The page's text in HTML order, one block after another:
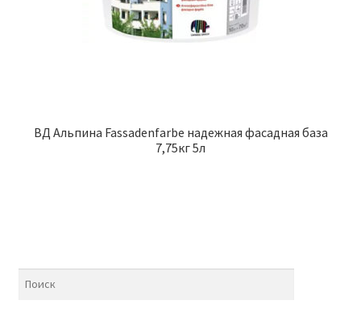
ВД Альпина Fassadenfarbe надежная фасадная база
7,75кг 5л